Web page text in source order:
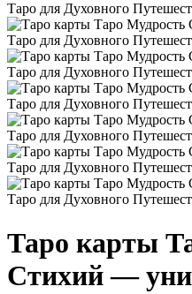
Таро карты
Стихий —